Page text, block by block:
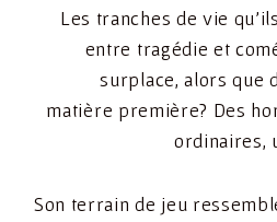
Les tranches de vie
entre tragédie et
surplace, alors que
matière première? Des
ordinaires,
Son terrain de jeu